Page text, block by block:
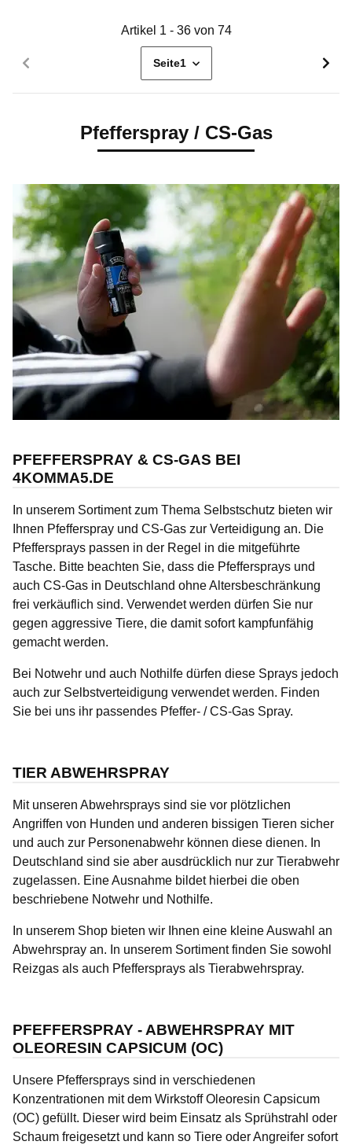
Artikel 1 - 36 von 74
Seite1
Pfefferspray / CS-Gas
PFEFFERSPRAY & CS-GAS BEI
4KOMMA5.DE
In unserem Sortiment zum Thema Selbstschutz bieten wir
Ihnen Pfefferspray und CS-Gas zur Verteidigung an. Die
Pfeffersprays passen in der Regel in die mitgeführte
Tasche. Bitte beachten Sie, dass die Pfeffersprays und
auch CS-Gas in Deutschland ohne Altersbeschränkung
frei verkäuflich sind. Verwendet werden dürfen Sie nur
gegen aggressive Tiere, die damit sofort kampfunfähig
gemacht werden.
Bei Notwehr und auch Nothilfe dürfen diese Sprays jedoch
auch zur Selbstverteidigung verwendet werden. Finden
Sie bei uns ihr passendes Pfeffer- / CS-Gas Spray.
TIER ABWEHRSPRAY
Mit unseren Abwehrsprays sind sie vor plötzlichen
Angriffen von Hunden und anderen bissigen Tieren sicher
und auch zur Personenabwehr können diese dienen. In
Deutschland sind sie aber ausdrücklich nur zur Tierabwehr
zugelassen. Eine Ausnahme bildet hierbei die oben
beschriebene Notwehr und Nothilfe.
In unserem Shop bieten wir Ihnen eine kleine Auswahl an
Abwehrspray an. In unserem Sortiment finden Sie sowohl
Reizgas als auch Pfeffersprays als Tierabwehrspray.
PFEFFERSPRAY - ABWEHRSPRAY MIT
OLEORESIN CAPSICUM (OC)
Unsere Pfeffersprays sind in verschiedenen
Konzentrationen mit dem Wirkstoff Oleoresin Capsicum
(OC) gefüllt. Dieser wird beim Einsatz als Sprühstrahl oder
Schaum freigesetzt und kann so Tiere oder Angreifer sofort